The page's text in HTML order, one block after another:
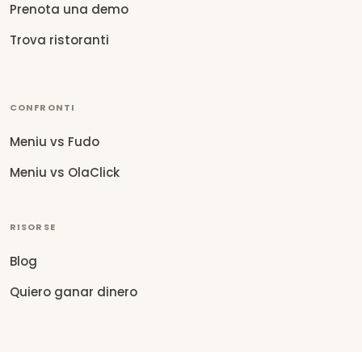
Prenota una demo
Trova ristoranti
CONFRONTI
Meniu vs Fudo
Meniu vs OlaClick
RISORSE
Blog
Quiero ganar dinero